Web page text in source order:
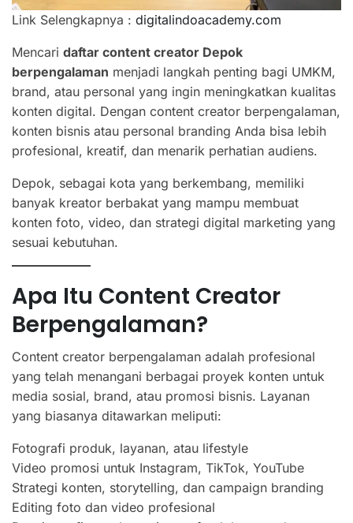
Link Selengkapnya : digitalindoacademy.com
Mencari daftar content creator Depok
berpengalaman menjadi langkah penting bagi UMKM,
brand, atau personal yang ingin meningkatkan kualitas
konten digital. Dengan content creator berpengalaman,
konten bisnis atau personal branding Anda bisa lebih
profesional, kreatif, dan menarik perhatian audiens.
Depok, sebagai kota yang berkembang, memiliki
banyak kreator berbakat yang mampu membuat
konten foto, video, dan strategi digital marketing yang
sesuai kebutuhan.
Apa Itu Content Creator
Berpengalaman?
Content creator berpengalaman adalah profesional
yang telah menangani berbagai proyek konten untuk
media sosial, brand, atau promosi bisnis. Layanan
yang biasanya ditawarkan meliputi:
Fotografi produk, layanan, atau lifestyle
Video promosi untuk Instagram, TikTok, YouTube
Strategi konten, storytelling, dan campaign branding
Editing foto dan video profesional